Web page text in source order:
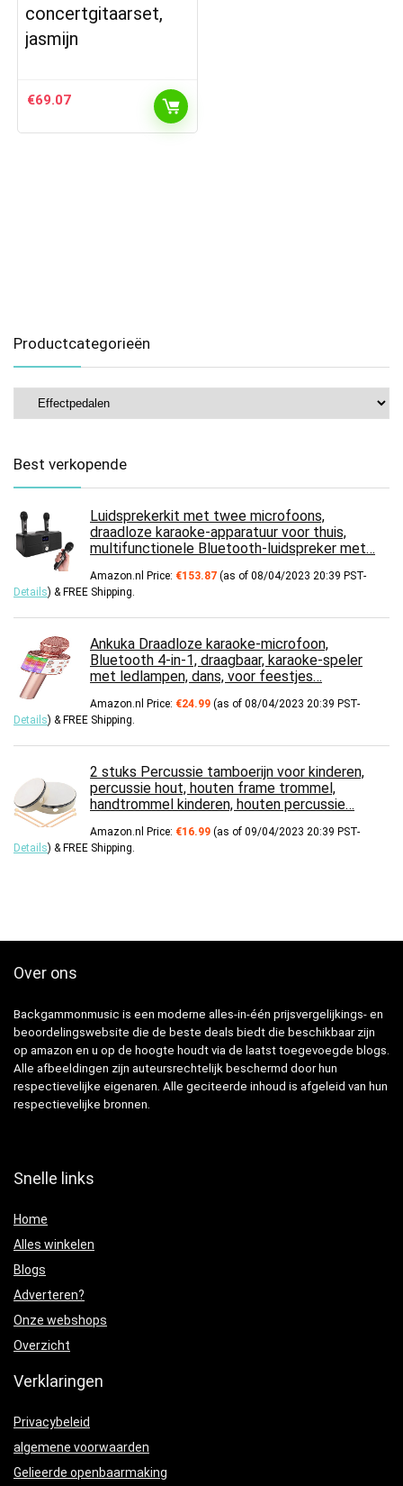
concertgitaarset,
jasmijn
€69.07
Productcategorieën
Best verkopende
Luidsprekerkit met twee microfoons,
draadloze karaoke-apparatuur voor thuis,
multifunctionele Bluetooth-luidspreker met…
Amazon.nl Price: €153.87 (as of 08/04/2023 20:39 PST-
Details) & FREE Shipping.
Ankuka Draadloze karaoke-microfoon,
Bluetooth 4-in-1, draagbaar, karaoke-speler
met ledlampen, dans, voor feestjes…
Amazon.nl Price: €24.99 (as of 08/04/2023 20:39 PST-
Details) & FREE Shipping.
2 stuks Percussie tamboerijn voor kinderen,
percussie hout, houten frame trommel,
handtrommel kinderen, houten percussie…
Amazon.nl Price: €16.99 (as of 09/04/2023 20:39 PST-
Details) & FREE Shipping.
Over ons
Backgammonmusic is een moderne alles-in-één prijsvergelijkings- en
beoordelingswebsite die de beste deals biedt die beschikbaar zijn
op amazon en u op de hoogte houdt via de laatst toegevoegde blogs.
Alle afbeeldingen zijn auteursrechtelijk beschermd door hun
respectievelijke eigenaren. Alle geciteerde inhoud is afgeleid van hun
respectievelijke bronnen.
Snelle links
Home
Alles winkelen
Blogs
Adverteren?
Onze webshops
Overzicht
Verklaringen
Privacybeleid
algemene voorwaarden
Gelieerde openbaarmaking